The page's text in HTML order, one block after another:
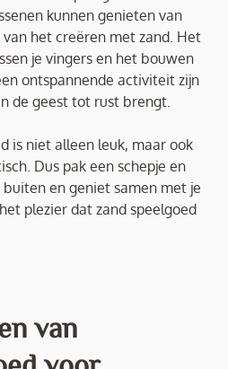
kunnen genieten van
het creëren met zand. Het
je vingers en het bouwen
ontspannende activiteit zijn
de geest tot rust brengt.
is niet alleen leuk, maar ook
Dus pak een schepje en
en geniet samen met je
plezier dat zand speelgoed
van
voor